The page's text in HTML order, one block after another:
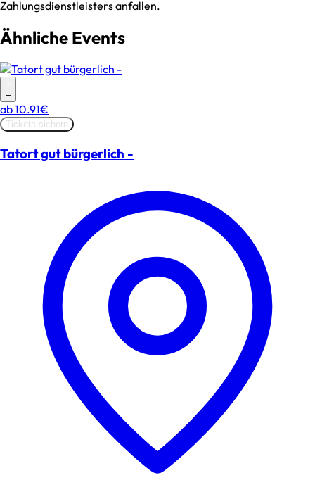
Zahlungsdienstleisters anfallen.
Ähnliche Events
–
ab10.91€
Tickets sichern
Tatort gut bürgerlich -